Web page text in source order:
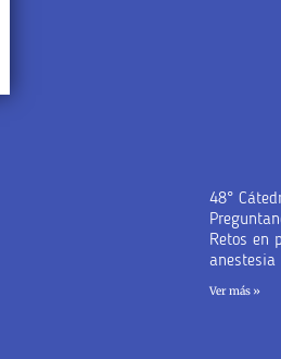
48°
Retos en
anestesia
Ver más »